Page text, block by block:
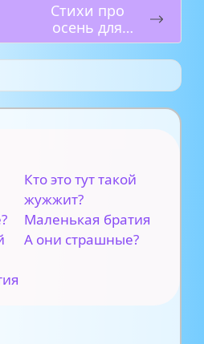
Стихи про
осень для
детей
Кто это тут такой
жужжит?
Маленькая братия
А они страшные?